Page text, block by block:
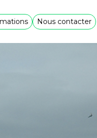
Nous contacter